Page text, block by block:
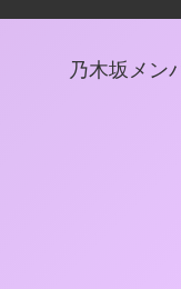
乃木坂メン